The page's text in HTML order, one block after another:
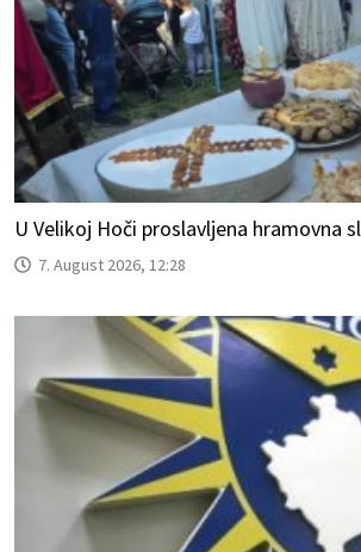
U Velikoj Hoči proslavljena hramovna
7. August 2026, 12:28